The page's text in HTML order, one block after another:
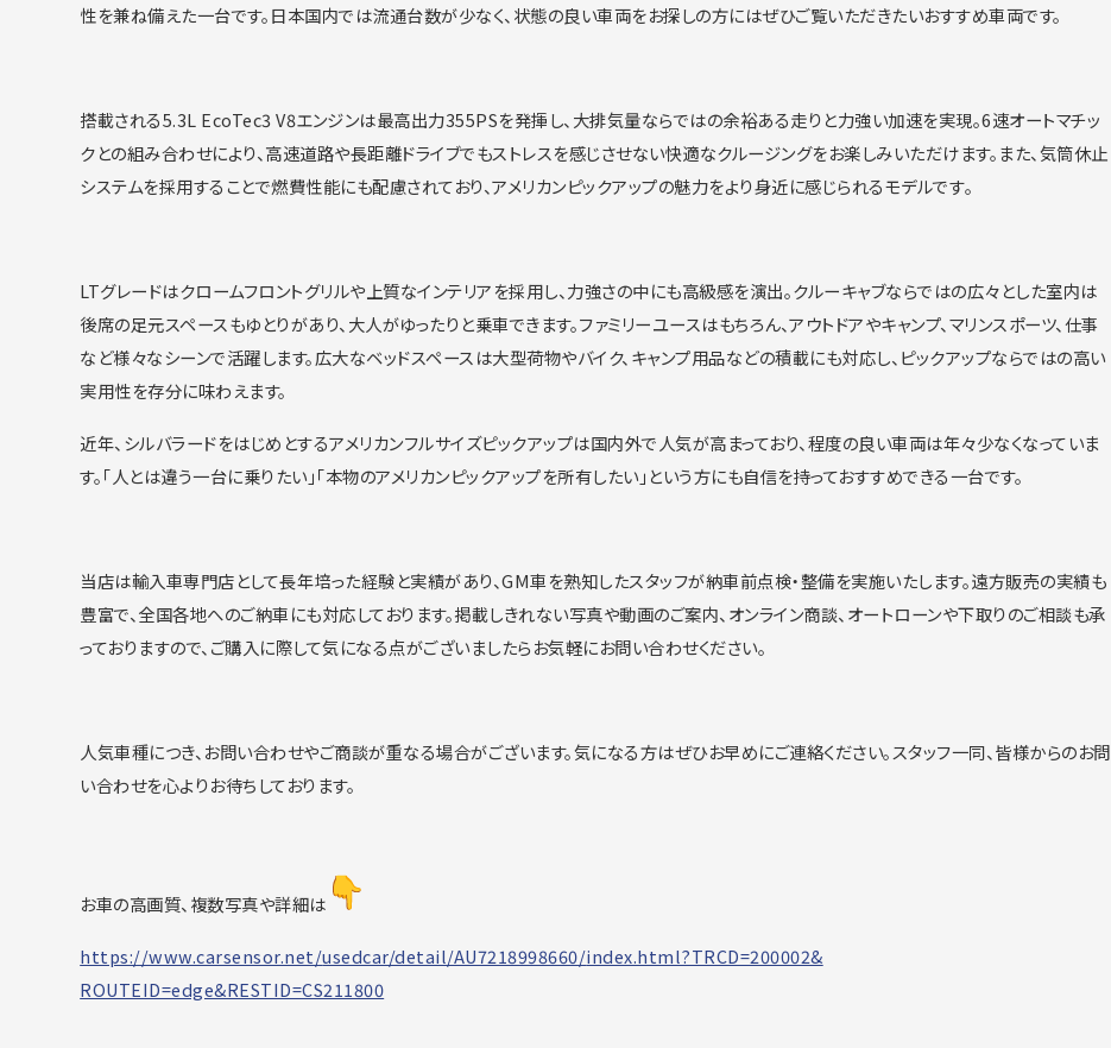
性を兼ね備えた一台です。日本国内では流通台数が少なく、 状態の良い車両をお探しの方にはぜひご覧いただきたいおすすめ車両です。
搭載される5.3L EcoTec3 V8エンジンは最高出力355PSを発揮し、 大排気量ならではの余裕ある走りと力強い加速を実現。6速オートマチッ
クとの組み合わせにより、高速道路や長距離ドライブでもストレスを感じさせない快適なクルージングをお楽しみいただけます。また、気筒休止
システムを採用することで燃費性能にも配慮されており、アメリカンピックアップの魅力をより身近に感じられるモデルです。
LTグレードはクロームフロントグリルや上質なインテリアを採用し、力強さの中にも高級感を演出。クルーキャブならではの広々とした室内は
後席の足元スペースもゆとりがあり、大人がゆったりと乗車できます。ファミリーユースはもちろん、アウトドアやキャンプ、マリンスポーツ、仕事
など様々なシーンで活躍します。広大なベッドスペースは大型荷物やバイク、 キャンプ用品などの積載にも対応し、 ピックアップならではの高い
実用性を存分に味わえます。
近年、 シルバラードをはじめとするアメリカンフルサイズピックアップは国内外で人気が高まっており、程度の良い車両は年々少なくなっていま
す。「人とは違う一台に乗りたい」「本物のアメリカンピックアップを所有したい」 という方にも自信を持っておすすめできる一台です。
当店は輸入車専門店として長年培った経験と実績があり、GM車を熟知したスタッフが納車前点検・整備を実施いたします。遠方販売の実績も
豊富で、全国各地へのご納車にも対応しております。掲載しきれない写真や動画のご案内、オンライン商談、 オートローンや下取りのご相談も承
っておりますので、 ご購入に際して気になる点がございましたらお気軽にお問い合わせください。
人気車種につき、 お問い合わせやご商談が重なる場合がございます。気になる方はぜひお早めにご連絡ください。スタッフ一同、皆様からのお問
い合わせを心よりお待ちしております。
お車の高画質、複数写真や詳細は
https://www.carsensor.net/usedcar/detail/AU7218998660/index.html?TRCD=200002&
ROUTEID=edge&RESTID=CS211800